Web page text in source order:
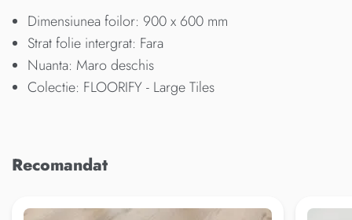
Dimensiunea foilor: 900 x 600 mm
Strat folie intergrat: Fara
Nuanta: Maro deschis
Colectie: FLOORIFY - Large Tiles
Recomandat